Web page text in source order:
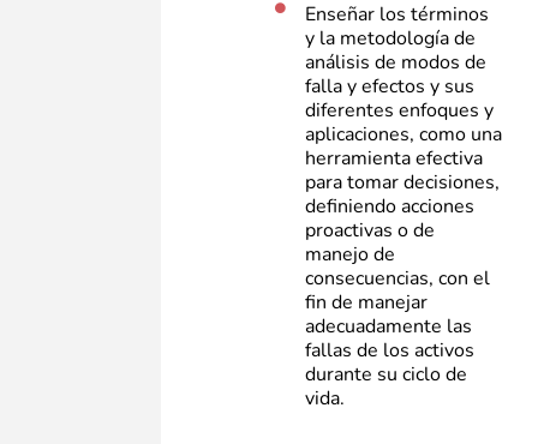
Enseñar los términos
y la metodología de
análisis de modos de
falla y efectos y sus
diferentes enfoques y
aplicaciones, como una
herramienta efectiva
para tomar decisiones,
definiendo acciones
proactivas o de
manejo de
consecuencias, con el
fin de manejar
adecuadamente las
fallas de los activos
durante su ciclo de
vida.